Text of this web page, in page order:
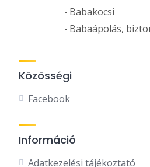
Babakocsi
Babaápolás,
Közösségi
Facebook
Információ
Adatkezelési tájékoztató